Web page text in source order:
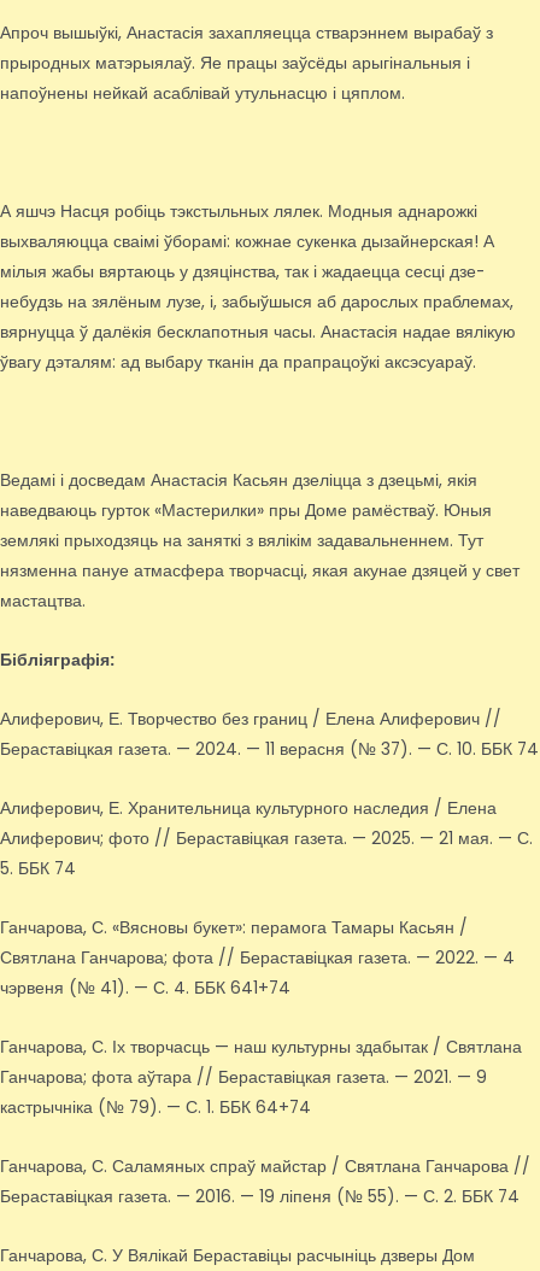
Апроч вышыўкі, Анастасія захапляецца стварэннем вырабаў з
прыродных матэрыялаў. Яе працы заўсёды арыгінальныя і
напоўнены нейкай асаблівай утульнасцю і цяплом.
А яшчэ Насця робіць тэкстыльных лялек. Модныя аднарожкі
выхваляюцца сваімі ўборамі: кожнае сукенка дызайнерская! А
мілыя жабы вяртаюць у дзяцінства, так і жадаецца сесці дзе-
небудзь на зялёным лузе, і, забыўшыся аб дарослых праблемах,
вярнуцца ў далёкія бесклапотныя часы. Анастасія надае вялікую
ўвагу дэталям: ад выбару тканін да прапрацоўкі аксэсуараў.
Ведамі і досведам Анастасія Касьян дзеліцца з дзецьмі, якія
наведваюць гурток «Мастерилки» пры Доме рамёстваў. Юныя
землякі прыходзяць на заняткі з вялікім задавальненнем. Тут
нязменна пануе атмасфера творчасці, якая акунае дзяцей у свет
мастацтва.
Бібліяграфія:
Алиферович, Е. Творчество без границ / Елена Алиферович //
Бераставіцкая газета. — 2024. — 11 верасня (№ 37). — С. 10. ББК 74
Алиферович, Е. Хранительница культурного наследия / Елена
Алиферович; фото // Бераставіцкая газета. — 2025. — 21 мая. — С.
5. ББК 74
Ганчарова, С. «Вясновы букет»: перамога Тамары Касьян /
Святлана Ганчарова; фота // Бераставіцкая газета. — 2022. — 4
чэрвеня (№ 41). — С. 4. ББК 641+74
Ганчарова, С. Іх творчасць — наш культурны здабытак / Святлана
Ганчарова; фота аўтара // Бераставіцкая газета. — 2021. — 9
кастрычніка (№ 79). — С. 1. ББК 64+74
Ганчарова, С. Саламяных спраў майстар / Святлана Ганчарова //
Бераставіцкая газета. — 2016. — 19 ліпеня (№ 55). — С. 2. ББК 74
Ганчарова, С. У Вялікай Бераставіцы расчыніць дзверы Дом